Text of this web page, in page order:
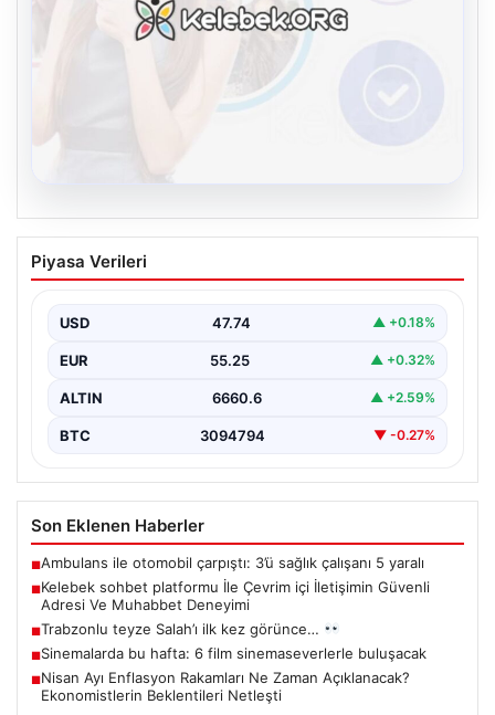
Kelebek sohbet platformu İle Çevrim içi
İletişimin Güvenli Adresi Ve Muhabbet
İnternet dünyasında kullanıcıların güvenli bir biçimde
çeşitli…
Piyasa Verileri
USD 47.74 ▲ +0.18%
EUR 55.25 ▲ +0.32%
ALTIN 6660.6 ▲ +2.59%
BTC 3094794 ▼ -0.27%
Son Eklenen Haberler
■Ambulans ile otomobil çarpıştı: 3’ü sağlık çalışanı 5 yaralı
■Kelebek sohbet platformu İle Çevrim içi İletişimin Güvenli
Adresi Ve Muhabbet Deneyimi
■Trabzonlu teyze Salah’ı ilk kez görünce…
■Sinemalarda bu hafta: 6 film sinemaseverlerle buluşacak
■Nisan Ayı Enflasyon Rakamları Ne Zaman Açıklanacak?
Ekonomistlerin Beklentileri Netleşti